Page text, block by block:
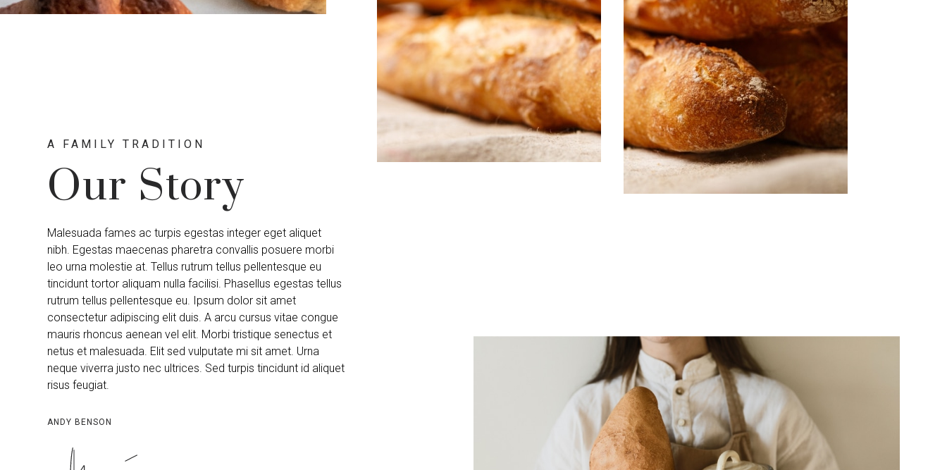
A FAMILY TRADITION
Our Story
Malesuada fames ac turpis egestas integer eget aliquet
nibh. Egestas maecenas pharetra convallis posuere morbi
leo urna molestie at. Tellus rutrum tellus pellentesque eu
tincidunt tortor aliquam nulla facilisi. Phasellus egestas tellus
rutrum tellus pellentesque eu. Ipsum dolor sit amet
consectetur adipiscing elit duis. A arcu cursus vitae congue
mauris rhoncus aenean vel elit. Morbi tristique senectus et
netus et malesuada. Elit sed vulputate mi sit amet. Urna
neque viverra justo nec ultrices. Sed turpis tincidunt id aliquet
risus feugiat.
ANDY BENSON